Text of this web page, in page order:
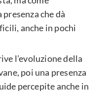
che dà
anche in pochi
l’evoluzione della
poi una presenza
percepite anche in